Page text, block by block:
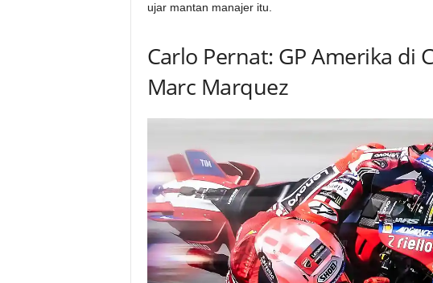
ujar mantan manajer itu.
Carlo Pernat: GP Amerika di
Marc Marquez